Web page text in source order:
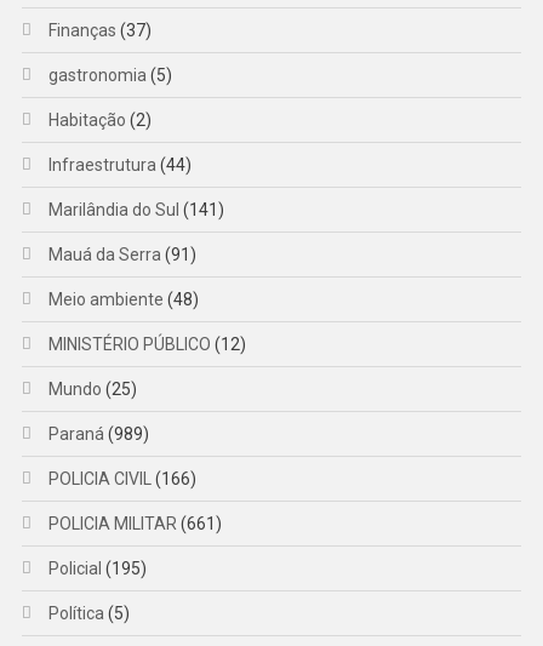
Finanças (37)
gastronomia (5)
Habitação (2)
Infraestrutura (44)
Marilândia do Sul (141)
Mauá da Serra (91)
Meio ambiente (48)
MINISTÉRIO PÚBLICO (12)
Mundo (25)
Paraná (989)
POLICIA CIVIL (166)
POLICIA MILITAR (661)
Policial (195)
Política (5)